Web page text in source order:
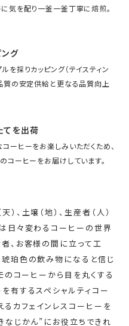
気を配り一釜一釜丁寧に焙煎。
グ
を採りカッピング（テイスティン
質の安定供給と更なる品質向上
てを出荷
ーヒーをお楽しみいただくため、
コーヒーをお届けしています。
、土壌（地）、生産者（人）
日々変わるコーヒーの世界
、お客様の間に立って工
珀色の飲み物になると信じ
のコーヒーから目を丸くする
有するスペシャルティコー
るカフェインレスコーヒーを
なじかん”にお役立ちできれ